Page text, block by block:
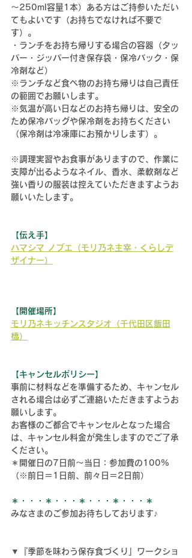
～250ml容量1本）ある方はご持参いただい
てもよいです（お持ちでなければ不要で
す）。
・ランチをお持ち帰りする場合の容器（タッ
パー・ジッパー付き保存袋・保冷バック・保
冷剤など）
※ランチなど食べ物のお持ち帰りは自己責任
の範囲でお願いします。
※気温が高い日などのお持ち帰りは、安全の
ため保冷バッグや保冷剤をお持ちください
（保冷剤は冷凍庫にお預かりします）。
※調理実習やお食事がありますので、作業に
支障が出るようなネイル、香水、柔軟剤など
強い香りの服装は控えていただきますようお
願いいたします。
【伝え手】
ハマシマ ノブエ（モリ乃ネ主宰・くらしデ
ザイナー）
【開催場所】
モリ乃ネキッチンスタジオ（千代田区飯田
橋）
【キャンセルポリシー】
事前に材料などを準備するため、キャンセル
される場合は必ずご連絡いただきますようお
願いします。
お客様のご都合でキャンセルとなった場合
は、キャンセル料金が発生しますのでご了承
ください。
＊開催日の7日前～当日：参加費の100%
（※前日＝1日前、前々日＝2日前）
＊・・・＊・・・＊・・・＊・・・＊
みなさまのご参加お待ちしております♪
▼『季節を味わう保存食づくり」ワークショ